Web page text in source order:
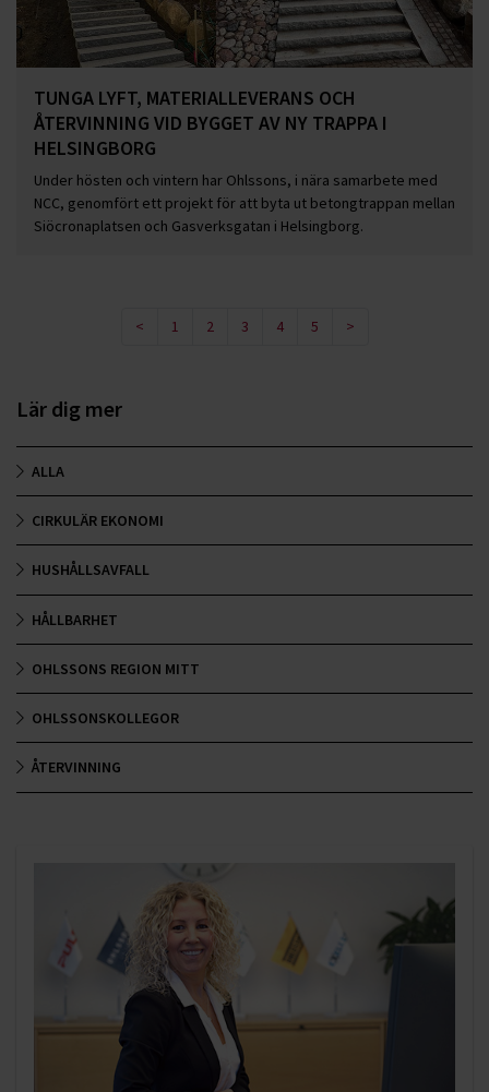
TUNGA LYFT, MATERIALLEVERANS OCH
ÅTERVINNING VID BYGGET AV NY TRAPPA I
HELSINGBORG
Under hösten och vintern har Ohlssons, i nära samarbete med
NCC, genomfört ett projekt för att byta ut betongtrappan mellan
Siöcronaplatsen och Gasverksgatan i Helsingborg.
< 1 2 3 4 5 >
Lär dig mer
ALLA
CIRKULÄR EKONOMI
HUSHÅLLSAVFALL
HÅLLBARHET
OHLSSONS REGION MITT
OHLSSONSKOLLEGOR
ÅTERVINNING